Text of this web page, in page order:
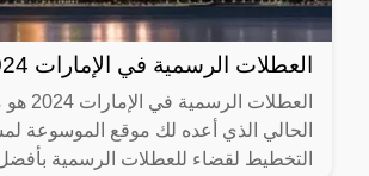
العطلات الرسمية في الإمارات 2024
العطلات
الحالي الذي أعده لك موقع الموسوعة
التخطيط لقضاء للعطلات الرسمية